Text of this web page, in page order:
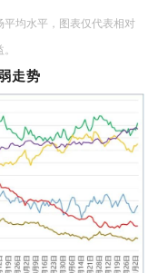
均水平，图表仅代表相对
走势